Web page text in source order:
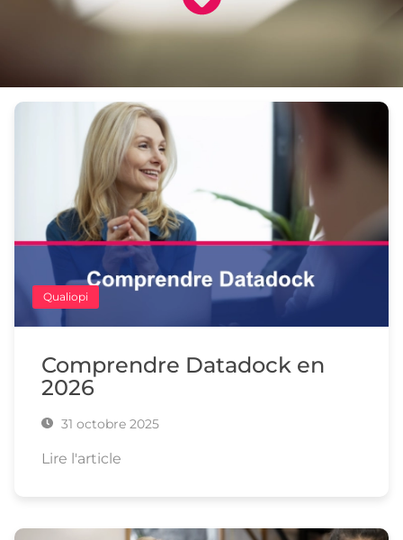
Qualiopi
Comprendre Datadock en
2026
31 octobre 2025
Lire l'article